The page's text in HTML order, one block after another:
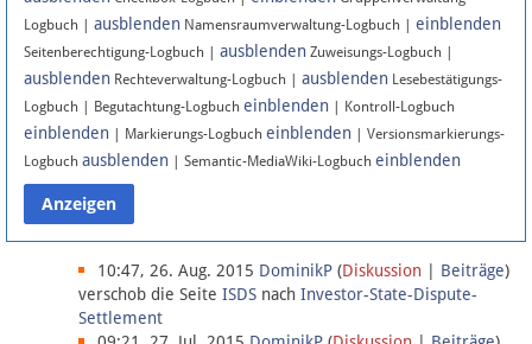
Instagram
Anmelden
Datenschutz
Über Lobbypedia
Impressum
Logbuch | ausblenden Namensraumverwaltung-Logbuch | einblenden
Seitenberechtigung-Logbuch | ausblenden Zuweisungs-Logbuch |
ausblenden Rechteverwaltung-Logbuch | ausblenden Lesebestätigungs-
Logbuch | Begutachtung-Logbuch einblenden | Kontroll-Logbuch
einblenden | Markierungs-Logbuch einblenden | Versionsmarkierungs-
Logbuch ausblenden | Semantic-MediaWiki-Logbuch einblenden
10:47, 26. Aug. 2015 DominikP (Diskussion Beiträge)
verschob die Seite ISDS nach Investor-State-Dispute-
Settlement